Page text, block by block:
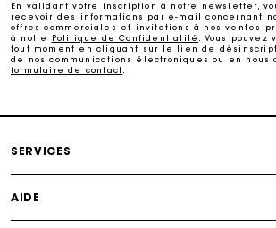
Echanges & Retours
En validant votre inscription à notre newsletter,
recevoir des informations par e-mail concernant
offres commerciales et invitations à nos ventes
à notre
Politique de Confidentialité
. Vous
tout moment en cliquant sur le lien de
de nos communications électroniques ou en nous
formulaire de contact
SERVICES
AIDE